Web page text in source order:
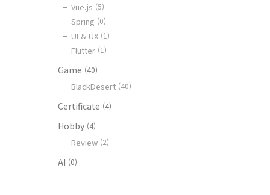
Vue.js (5)
Spring (0)
UI & UX (1)
Flutter (1)
Game (40)
BlackDesert (40)
Certificate (4)
Hobby (4)
Review (2)
AI (0)